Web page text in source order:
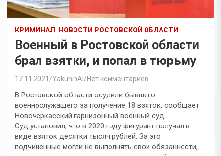
КРИМИНАЛ НОВОСТИ РОСТОВСКОЙ ОБЛАСТИ
Военный в Ростовской области
брал взятки, и попал в тюрьму
17.11.2021 YakuninAI Нет комментариев
В Ростовской области осудили бывшего
военнослужащего за получение 18 взяток, сообщает
Новочеркасский гарнизонный военный суд.⠀
Суд установил, что в 2020 году фигурант получал в
виде взяток десятки тысяч рублей. За это
подчиненные могли не выполнять свои обязанности,